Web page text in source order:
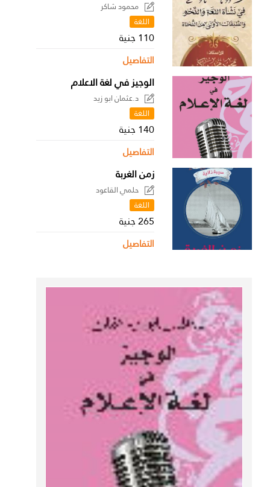
محمود شاكر
اللغة
110 جنية
التفاصيل
الوجيز في لغة الاعلام
د.عثمان ابو زيد
اللغة
140 جنية
التفاصيل
زمن الغربة
حلمي القاعود
اللغة
265 جنية
التفاصيل